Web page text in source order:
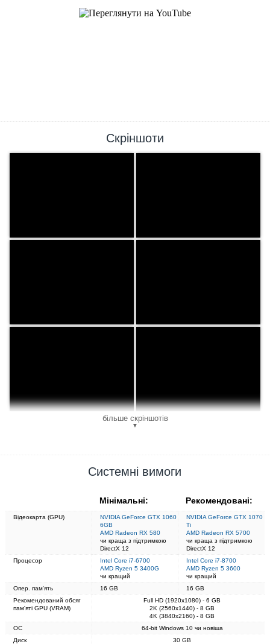
Скріншоти
більше скріншотів
▼
Системні вимоги
Мінімальні: Рекомендовані:
Відеокарта (GPU)
NVIDIA GeForce GTX 1060
6GB
AMD Radeon RX 580
чи краща з підтримкою
DirectX 12
NVIDIA GeForce GTX 1070
Ti
AMD Radeon RX 5700
чи краща з підтримкою
DirectX 12
Процесор
Intel Core i7-6700
AMD Ryzen 5 3400G
чи кращий
Intel Core i7-8700
AMD Ryzen 5 3600
чи кращий
Опер. пам'ять
16 GB
16 GB
Рекомендований обсяг
пам'яті GPU (VRAM)
Full HD (1920x1080) - 6 GB
2K (2560x1440) - 8 GB
4K (3840x2160) - 8 GB
ОС
64-bit Windows 10 чи новіша
Диск
30 GB